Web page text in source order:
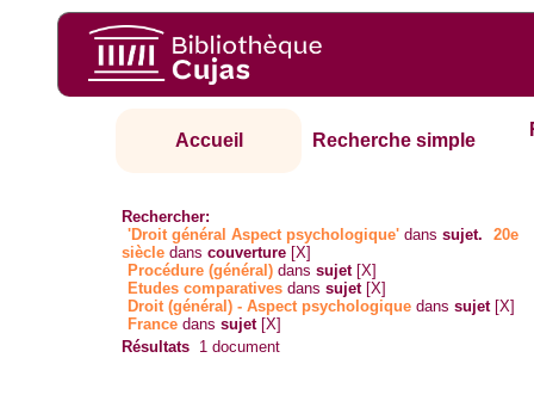
Accueil Recherche simple
Rechercher:
'Droit général Aspect psychologique' danssujet.
20e
siècle danscouverture [X]
Procédure (général) danssujet [X]
Etudes comparatives danssujet [X]
Droit (général) - Aspect psychologique danssujet [X]
France danssujet [X]
Résultats 1 document